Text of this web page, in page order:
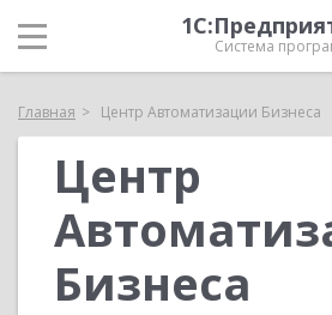
Система
Главная Центр Автоматизации Бизнеса
Центр
Бизнеса